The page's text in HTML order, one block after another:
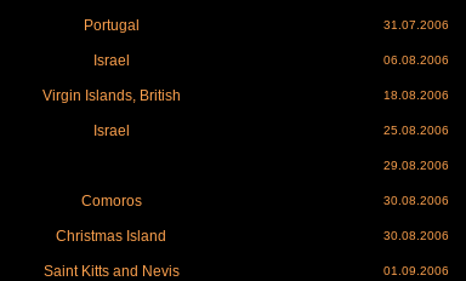
Portugal 31.07.2006
Israel 06.08.2006
Virgin Islands, British 18.08.2006
Israel 25.08.2006
29.08.2006
Comoros 30.08.2006
Christmas Island 30.08.2006
Saint Kitts and Nevis 01.09.2006